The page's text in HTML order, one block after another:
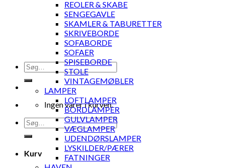
Søg
efter:
Ingen varer i kurven.
Søg
efter:
Kurv
REOLER & SKABE
SENGEGAVLE
SKAMLER & TABURETTER
SKRIVEBORDE
SOFABORDE
SOFAER
SPISEBORDE
STOLE
VINTAGEMØBLER
LAMPER
LOFTLAMPER
BORDLAMPER
GULVLAMPER
VÆGLAMPER
UDENDØRSLAMPER
LYSKILDER/PÆRER
FATNINGER